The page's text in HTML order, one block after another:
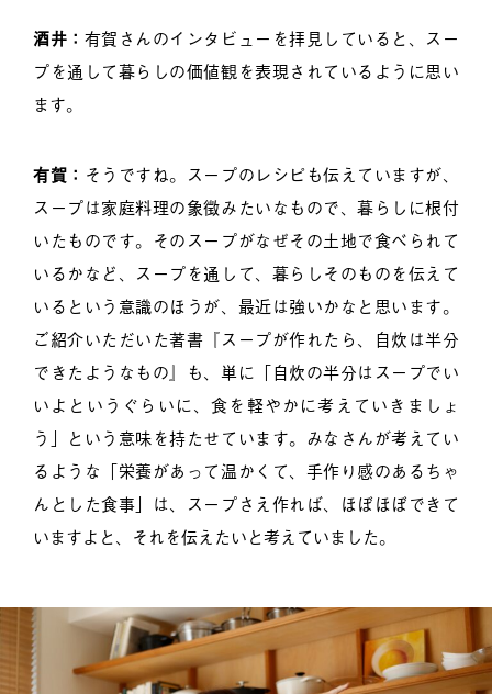
酒井： 有賀さんのインタビューを拝見していると、スー
プを通して暮らしの価値観を表現されているように思い
ます。
有賀： そうですね。スープのレシピも伝えていますが、
スープは家庭料理の象徴みたいなもので、暮らしに根付
いたものです。そのスープがなぜその土地で食べられて
いるかなど、スープを通して、暮らしそのものを伝えて
いるという意識のほうが、最近は強いかなと思います。
ご紹介いただいた著書『スープが作れたら、自炊は半分
できたようなもの』も、単に「自炊の半分はスープでい
いよというぐらいに、食を軽やかに考えていきましょ
う」という意味を持たせています。みなさんが考えてい
るような「栄養があって温かくて、手作り感のあるちゃ
んとした食事」は、スープさえ作れば、ほぼほぼできて
いますよと、それを伝えたいと考えていました。